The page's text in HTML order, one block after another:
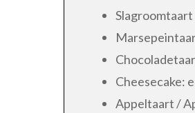
Cheesecake:
Appeltaart /